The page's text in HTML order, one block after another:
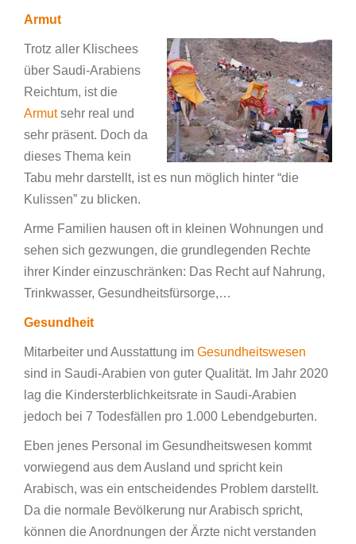
Armut
Trotz aller Klischees
über Saudi-Arabiens
Reichtum, ist die
Armutsehr real und
sehr präsent. Doch da
dieses Thema kein
Tabu mehr darstellt, ist es nun möglich hinter “die
Kulissen” zu blicken.
Arme Familien hausen oft in kleinen Wohnungen und
sehen sich gezwungen, die grundlegenden Rechte
ihrer Kinder einzuschränken: Das Recht auf Nahrung,
Trinkwasser, Gesundheitsfürsorge,…
Gesundheit
Mitarbeiter und Ausstattung im Gesundheitswesen
sind in Saudi-Arabien von guter Qualität. Im Jahr 2020
lag die Kindersterblichkeitsrate in Saudi-Arabien
jedoch bei 7 Todesfällen pro 1.000 Lebendgeburten.
Eben jenes Personal im Gesundheitswesen kommt
vorwiegend aus dem Ausland und spricht kein
Arabisch, was ein entscheidendes Problem darstellt.
Da die normale Bevölkerung nur Arabisch spricht,
können die Anordnungen der Ärzte nicht verstanden